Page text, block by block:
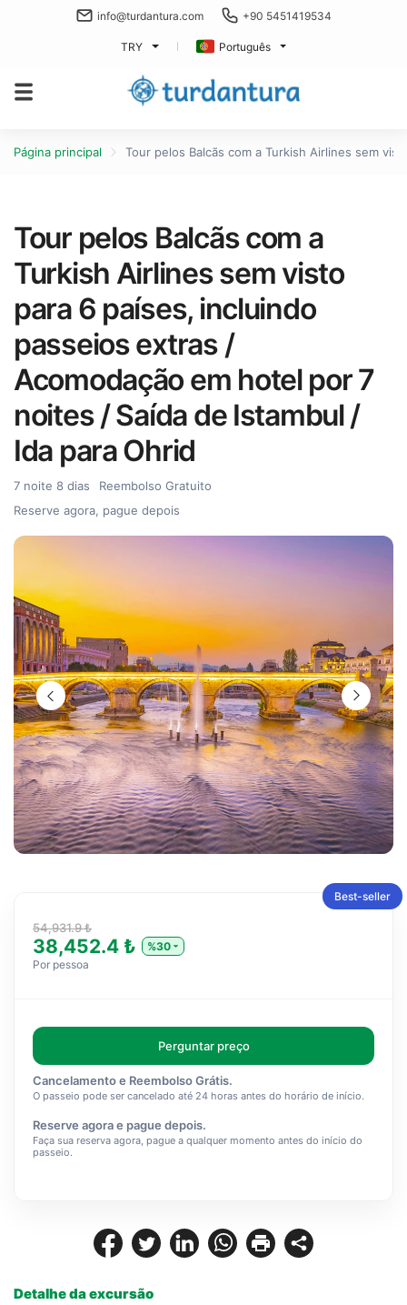
info@turdantura.com +90 5451419534
TRY Português
Página principal Tour pelos Balcãs com a Turkish Airlines sem
Detalhe da excursão
Tour pelos Balcãs com a
Turkish Airlines sem visto
para 6 países, incluindo
passeios extras /
Acomodação em hotel por 7
noites / Saída de Istambul /
Ida para Ohrid
7 noite 8 dias
Reembolso Gratuito
Reserve agora, pague depois
Best-seller
54,931.9 ₺
38,452.4 ₺
%30
Por pessoa
Perguntar preço
Cancelamento e Reembolso Grátis.
O passeio pode ser cancelado até 24 horas antes do horário de início.
Reserve agora e pague depois.
Faça sua reserva agora, pague a qualquer momento antes do início do
passeio.